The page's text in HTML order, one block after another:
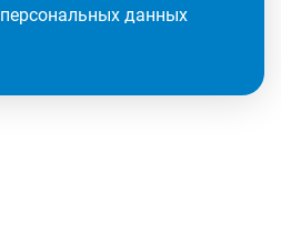
данных